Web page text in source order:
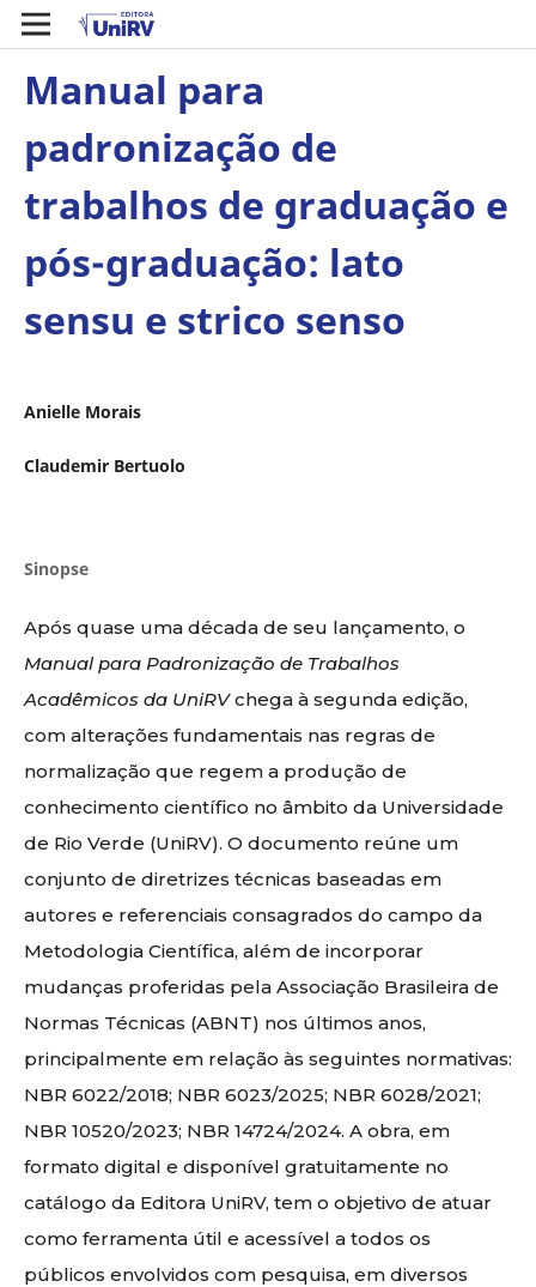
Manual para
padronização de
trabalhos de graduação e
pós-graduação: lato
sensu e strico senso
Anielle Morais
Claudemir Bertuolo
Sinopse
Após quase uma década de seu lançamento, o
Manual para Padronização de Trabalhos
Acadêmicos da UniRVchega à segunda edição,
com alterações fundamentais nas regras de
normalização que regem a produção de
conhecimento científico no âmbito da Universidade
de Rio Verde (UniRV). O documento reúne um
conjunto de diretrizes técnicas baseadas em
autores e referenciais consagrados do campo da
Metodologia Científica, além de incorporar
mudanças proferidas pela Associação Brasileira de
Normas Técnicas (ABNT) nos últimos anos,
principalmente em relação às seguintes normativas:
NBR 6022/2018; NBR 6023/2025; NBR 6028/2021;
NBR 10520/2023; NBR 14724/2024. A obra, em
formato digital e disponível gratuitamente no
catálogo da Editora UniRV, tem o objetivo de atuar
como ferramenta útil e acessível a todos os
públicos envolvidos com pesquisa, em diversos